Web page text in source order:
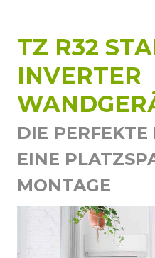
TZ R32
INVERTER
DIE PERFEKTE
EINE
MONTAGE